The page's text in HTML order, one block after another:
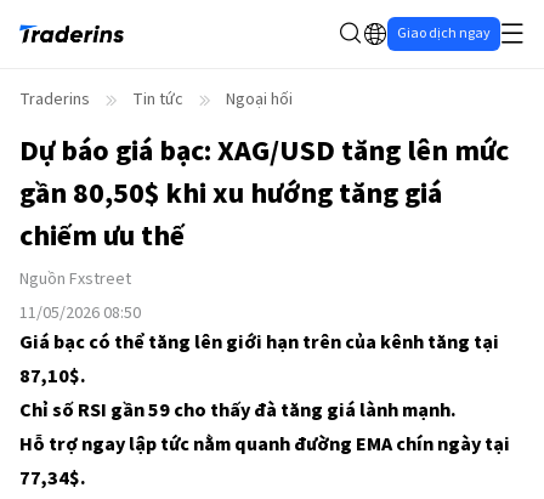
Giao dịch ngay
Traderins Tin tức Ngoại hối
Dự báo giá bạc: XAG/USD tăng lên mức
gần 80,50$ khi xu hướng tăng giá
chiếm ưu thế
Nguồn Fxstreet
11/05/2026 08:50
Giá bạc có thể tăng lên giới hạn trên của kênh tăng tại
87,10$.
Chỉ số RSI gần 59 cho thấy đà tăng giá lành mạnh.
Hỗ trợ ngay lập tức nằm quanh đường EMA chín ngày tại
77,34$.